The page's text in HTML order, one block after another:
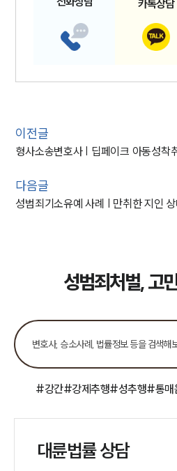
카톡상담
이전글
형사소송변호사 | 딥페이크 아동성착
다음글
성범죄기소유예 사례 | 만취한 지인
성범죄처벌, 고
#강간#강제추행#성추행#통매
대륜법률 상담